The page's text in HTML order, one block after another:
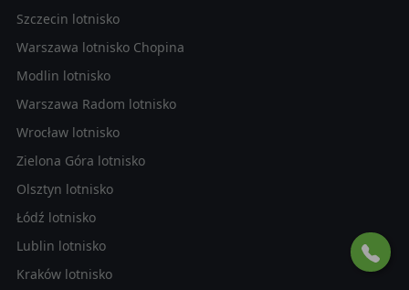
Szczecin lotnisko
Warszawa lotnisko Chopina
Modlin lotnisko
Warszawa Radom lotnisko
Wrocław lotnisko
Zielona Góra lotnisko
Olsztyn lotnisko
Łódź lotnisko
Lublin lotnisko
Kraków lotnisko